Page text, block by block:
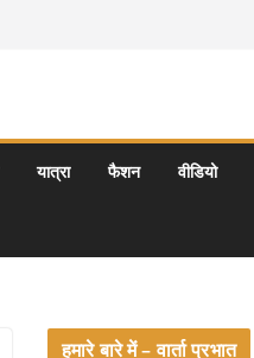
यात्रा फैशन वीडियो
हमारे बारे में – वार्ता प्रभात